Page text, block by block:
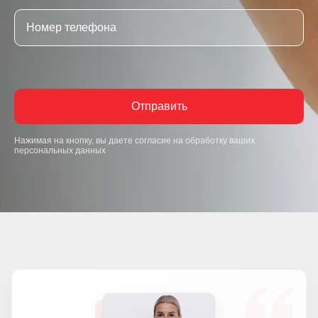
Отправить
Нажимая на кнопку, вы даете согласие на обработку ваших
персональных данных